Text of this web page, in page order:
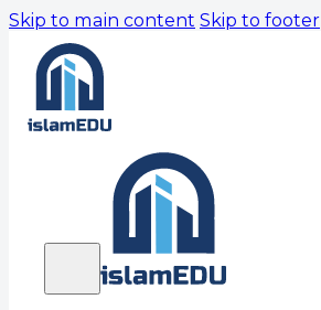
Skip to main content Skip to footer